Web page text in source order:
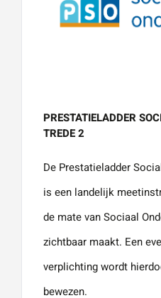
PRESTATIELADDER
TREDE 2
De Prestatieladder
is een landelijk
de mate van Sociaal
zichtbaar maakt. Een
verplichting wordt
bewezen.